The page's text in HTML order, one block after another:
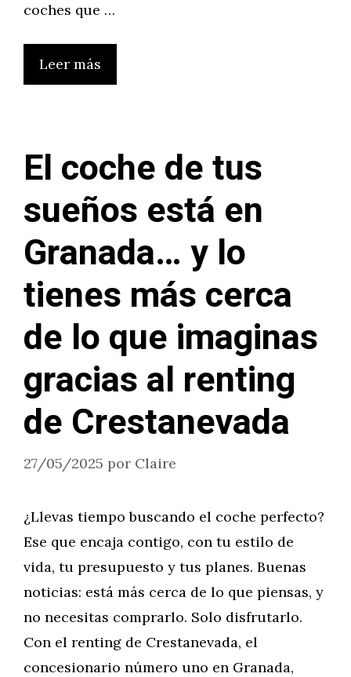
coches que …
Leer más
El coche de tus
sueños está en
Granada… y lo
tienes más cerca
de lo que imaginas
gracias al renting
de Crestanevada
27/05/2025 por Claire
¿Llevas tiempo buscando el coche perfecto?
Ese que encaja contigo, con tu estilo de
vida, tu presupuesto y tus planes. Buenas
noticias: está más cerca de lo que piensas, y
no necesitas comprarlo. Solo disfrutarlo.
Con el renting de Crestanevada, el
concesionario número uno en Granada,